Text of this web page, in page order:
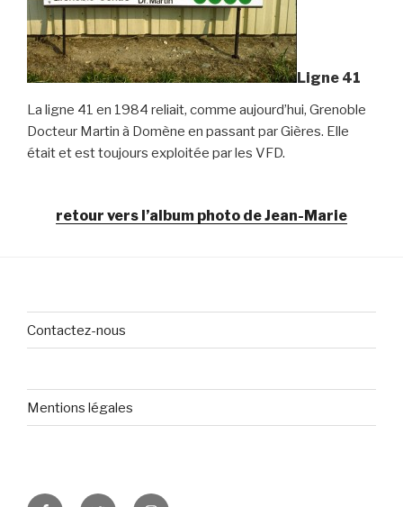
Ligne 41
La ligne 41 en 1984 reliait, comme aujourd’hui, Grenoble
Docteur Martin à Domène en passant par Gières. Elle
était et est toujours exploitée par les VFD.
retour vers l’album photo de Jean-Marie
Contactez-nous
Mentions légales